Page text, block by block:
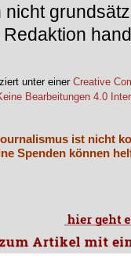
Redaktion
unter einer Creative
Bearbeitungen 4.0
ist nicht
Spenden können